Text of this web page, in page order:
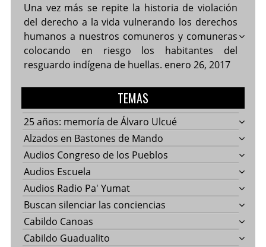
Una vez más se repite la historia de violación
del derecho a la vida vulnerando los derechos
humanos a nuestros comuneros y comuneras
colocando en riesgo los habitantes del
resguardo indígena de huellas. enero 26, 2017
TEMAS
25 años: memoría de Álvaro Ulcué
Alzados en Bastones de Mando
Audios Congreso de los Pueblos
Audios Escuela
Audios Radio Pa' Yumat
Buscan silenciar las conciencias
Cabildo Canoas
Cabildo Guadualito